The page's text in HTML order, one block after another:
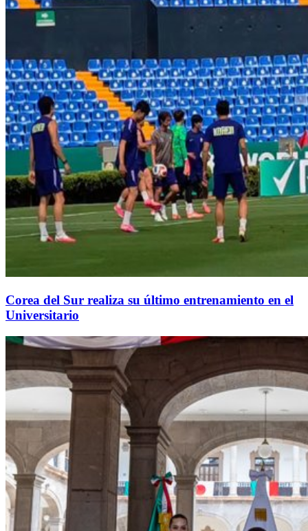
Corea del Sur realiza su último entrenamiento en el
Universitario